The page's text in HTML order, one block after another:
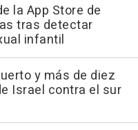
la App Store de
tras detectar
infantil
y más de diez
Israel contra el sur